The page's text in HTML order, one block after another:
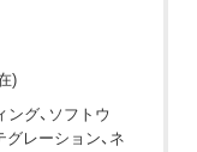
)
グ、ソフトウ
グレーション、ネ